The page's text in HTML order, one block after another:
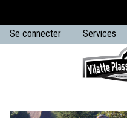
Aller au
Se connecter Services